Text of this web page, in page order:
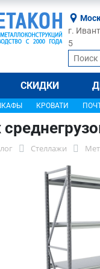
г.
5
СКИДКИ
КРОВАТИ
Стеллажи